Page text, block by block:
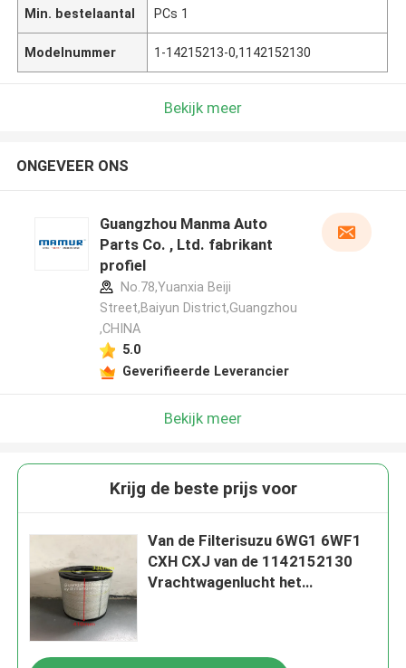
Min. bestelaantal PCs 1
Modelnummer 1-14215213-0,1142152130
Bekijk meer
ONGEVEER ONS
Guangzhou Manma Auto
Parts Co. , Ltd. fabrikant
profiel
No.78,Yuanxia Beiji
Street,Baiyun District,Guangzhou
,CHINA
5.0
Geverifieerde Leverancier
Bekijk meer
Krijg de beste prijs voor
Van de Filterisuzu 6WG1 6WF1
CXH CXJ van de 1142152130
Vrachtwagenlucht het